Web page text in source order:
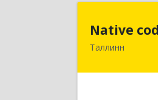
Native
Таллинн
13424,